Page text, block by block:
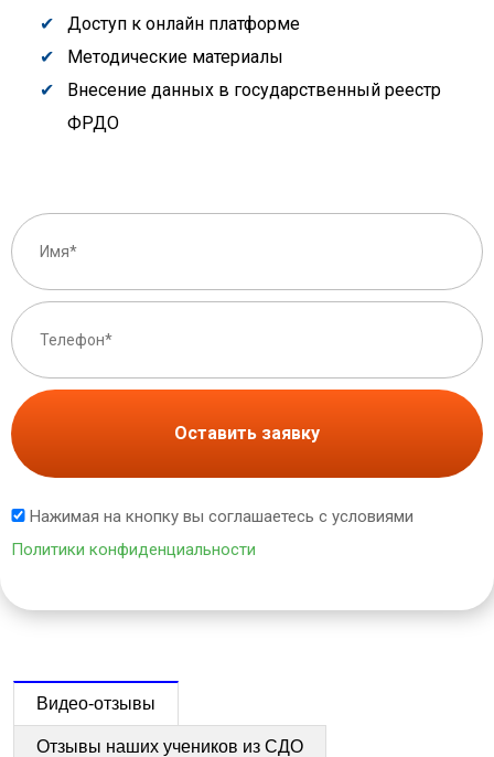
Доступ к онлайн платформе
Методические материалы
Внесение данных в государственный реестр
ФРДО
Оставить заявку
Нажимая на кнопку вы соглашаетесь с условиями
Политики конфиденциальности
Видео-отзывы
Отзывы наших учеников из СДО